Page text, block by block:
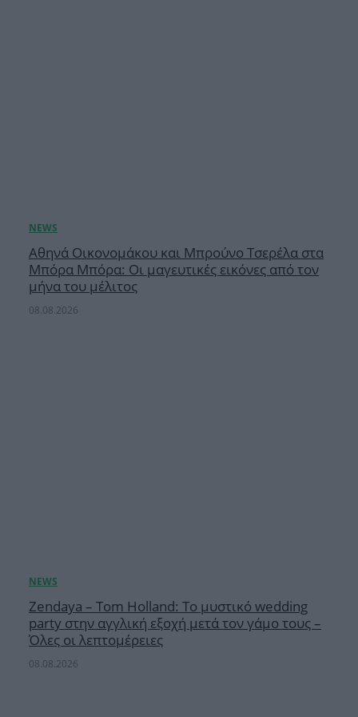
Αθηνά Οικονομάκου και Μπρούνο Τσερέλα στα
Μπόρα Μπόρα: Οι μαγευτικές εικόνες από τον
μήνα του μέλιτος
08.08.2026
Zendaya – Tom Holland: Το μυστικό wedding
party στην αγγλική εξοχή μετά τον γάμο τους –
Όλες οι λεπτομέρειες
08.08.2026